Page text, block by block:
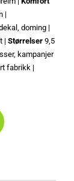
|
doming |
| Størrelser 9,5
kampanjer
fabrikk |